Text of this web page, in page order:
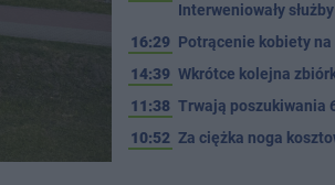
Interweniowały służby
16:29 Potrącenie kobiety na
14:39 Wkrótce kolejna
11:38 Trwają poszukiwania
10:52 Za ciężka noga